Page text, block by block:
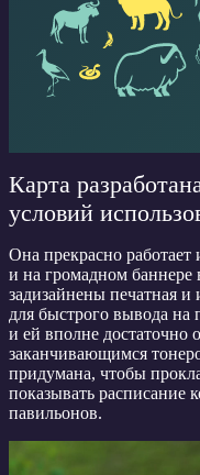
Карта
условий
Она прекрасно работает
и на громадном баннере
задизайнены печатная
для быстрого вывода на
и ей вполне достаточно
заканчивающимся
придумана, чтобы
показывать расписание
павильонов.